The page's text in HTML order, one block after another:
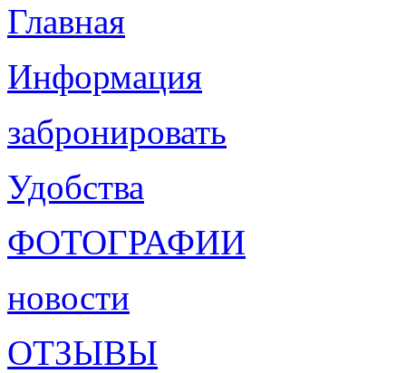
Главная
Информация
забронировать
Удобства
ФОТОГРАФИИ
новости
ОТЗЫВЫ